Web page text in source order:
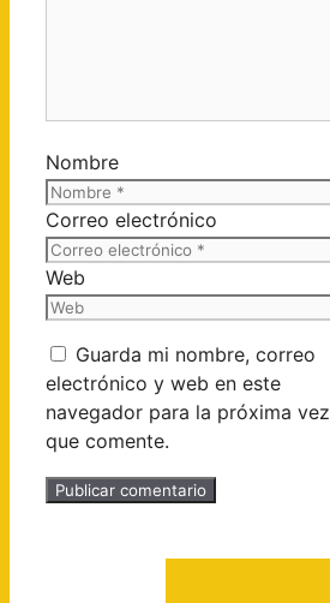
Nombre
Correo electrónico
Web
Guarda mi nombre, correo
electrónico y web en este
navegador para la próxima vez
que comente.